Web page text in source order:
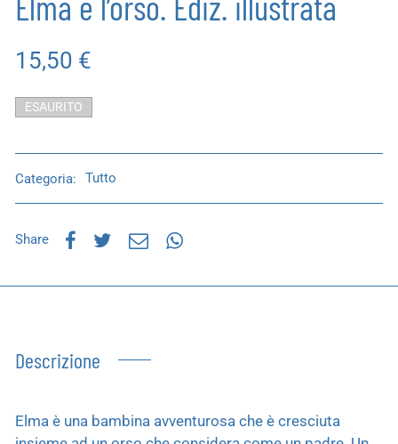
15,50 €
ESAURITO
Categoria: Tutto
Share
Descrizione
Elma è una bambina avventurosa che è cresciuta